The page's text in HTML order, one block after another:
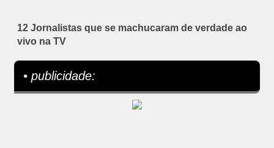
12 Jornalistas que se machucaram de verdade ao
vivo na TV
• publicidade: